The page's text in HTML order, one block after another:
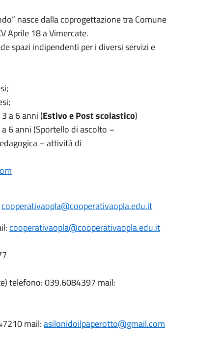
nasce dalla coprogettazione tra Comune
Aprile 18 a Vimercate.
spazi indipendenti per i diversi servizi e
a 6 anni (Estivo e Post scolastico)
6 anni (Sportello di ascolto –
– attività di
cooperativaopla@cooperativaopla.edu.it
cooperativaopla@cooperativaopla.edu.it
telefono: 039.6084397 mail:
mail:asilonidoilpaperotto@gmail.com